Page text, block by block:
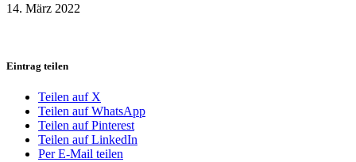
14. März 2022
Eintrag teilen
Teilen auf X
Teilen auf WhatsApp
Teilen auf Pinterest
Teilen auf LinkedIn
Per E-Mail teilen